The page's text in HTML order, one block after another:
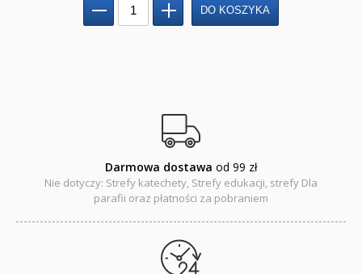
Poradniki katolickie
Pomoce duszpasterskie i homiletyczne
Pomoce katechetyczne
Książki religijne dla dzieci
Regionalne
Darmowa dostawa od 99 zł
Nie dotyczy: Strefy katechety, Strefy edukacji, strefy Dla
parafii oraz płatności za pobraniem